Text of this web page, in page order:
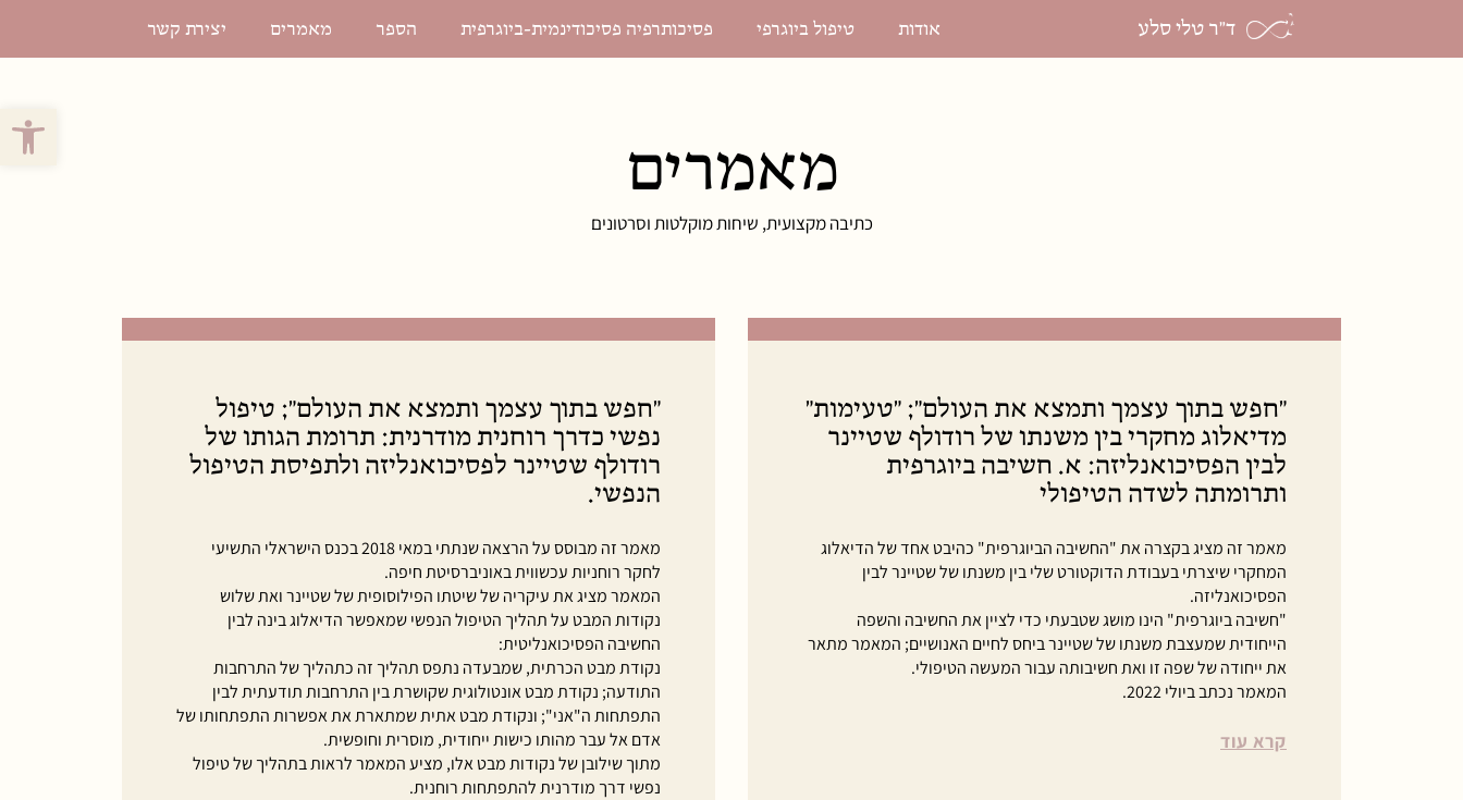
פתח
ד"ר טלי סלע אודות טיפול ביוגרפי פסיכותרפיה פסיכודינמית-ביוגרפית הספר מאמרים יצירת קשר
מאמרים
כתיבה מקצועית, שיחות מוקלטות וסרטונים
"חפש בתוך עצמך ותמצא את העולם"; "טעימות"
מדיאלוג מחקרי בין משנתו של רודולף שטיינר
לבין הפסיכואנליזה: א. חשיבה ביוגרפית
ותרומתה לשדה הטיפולי
מאמר זה מציג בקצרה את "החשיבה הביוגרפית" כהיבט אחד של הדיאלוג
המחקרי שיצרתי בעבודת הדוקטורט שלי בין משנתו של שטיינר לבין
הפסיכואנליזה.
"חשיבה ביוגרפית" הינו מושג שטבעתי כדי לציין את החשיבה והשפה
הייחודית שמעצבת משנתו של שטיינר ביחס לחיים האנושיים; המאמר מתאר
את ייחודה של שפה זו ואת חשיבותה עבור המעשה הטיפולי.
המאמר נכתב ביולי 2022.
קרא עוד
"חפש בתוך עצמך ותמצא את העולם"; טיפול
נפשי כדרך רוחנית מודרנית: תרומת הגותו של
רודולף שטיינר לפסיכואנליזה ולתפיסת הטיפול
הנפשי.
מאמר זה מבוסס על הרצאה שנתתי במאי 2018 בכנס הישראלי התשיעי
לחקר רוחניות עכשווית באוניברסיטת חיפה.
המאמר מציג את עיקריה של שיטתו הפילוסופית של שטיינר ואת שלוש
נקודות המבט על תהליך הטיפול הנפשי שמאפשר הדיאלוג בינה לבין
החשיבה הפסיכואנליטית:
נקודת מבט הכרתית, שמבעדה נתפס תהליך זה כתהליך של התרחבות
התודעה; נקודת מבט אונטולוגית שקושרת בין התרחבות תודעתית לבין
התפתחות ה"אני"; ונקודת מבט אתית שמתארת את אפשרות התפתחותו של
אדם אל עבר מהותו כישות ייחודית, מוסרית וחופשית.
מתוך שילובן של נקודות מבט אלו, מציע המאמר לראות בתהליך של טיפול
נפשי דרך מודרנית להתפתחות רוחנית.